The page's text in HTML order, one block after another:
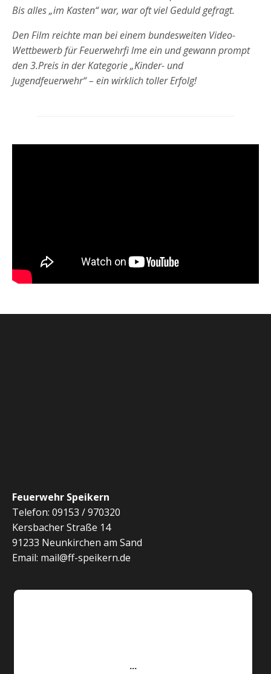
Bis alles „im Kasten“ war, war oft viel Geduld gefragt.
Den Film reichte man bei einem bundesweiten Video-
Wettbewerb für Feuerwehrfi lme ein und gewannprompt
den 3.Preis in der Kategorie „Kinder- und
Jugendfeuerwehr“ – ein wirklich toller Erfolg!
Feuerwehr Speikern
Telefon: 09153 / 970320
Kersbacher Straße 14
91233 Neunkirchen am Sand
Email: mail@ff-speikern.de